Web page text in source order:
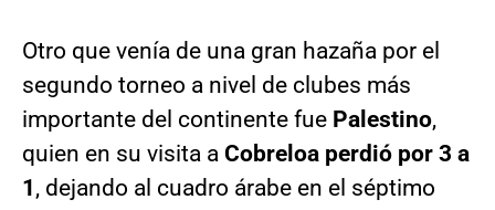
Otro que venía de una gran hazaña por el
segundo torneo a nivel de clubes más
importante del continente fue Palestino,
quien en su visita a Cobreloa perdió por 3 a
1, dejando al cuadro árabe en el séptimo